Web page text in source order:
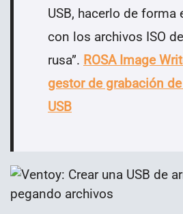
USB, hacerlo de
con los archivos ISO
rusa”. ROSA Image
gestor de grabación
USB